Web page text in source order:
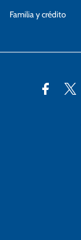
Familia y crédito